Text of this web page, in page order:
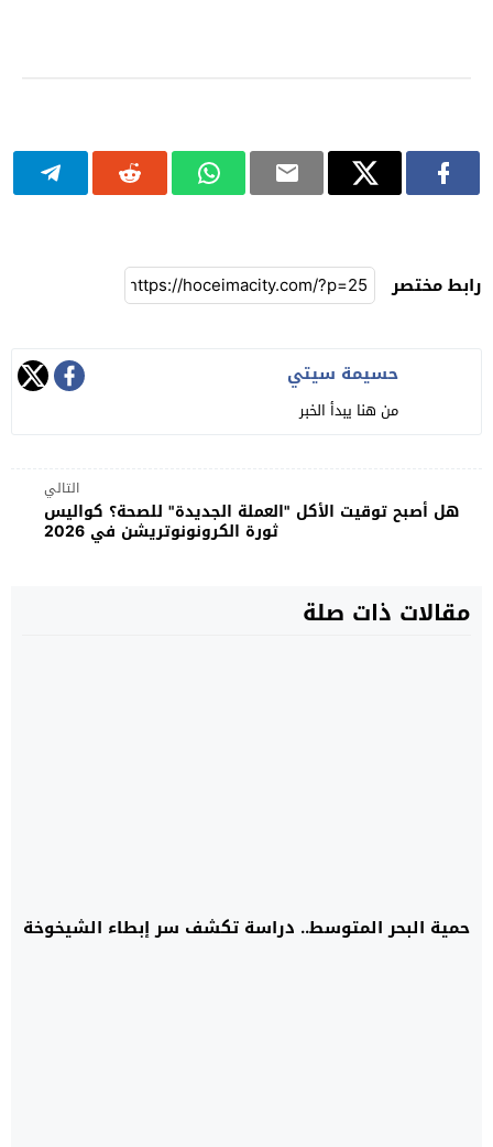
رابط مختصر
حسيمة سيتي
من هنا يبدأ الخبر
التالي
هل أصبح توقيت الأكل "العملة الجديدة" للصحة؟ كواليس
ثورة الكرونونوتريشن في 2026
مقالات ذات صلة
حمية البحر المتوسط.. دراسة تكشف سر إبطاء الشيخوخة